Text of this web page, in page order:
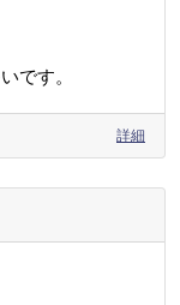
です。
詳細